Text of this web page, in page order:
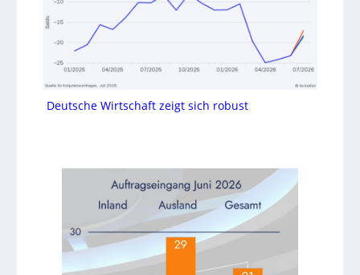
Deutsche Wirtschaft zeigt sich robust